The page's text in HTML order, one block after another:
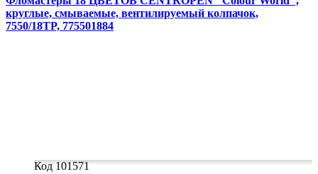
круглые, смываемые, вентилируемый колпачок,
7550/18TP, 775501884
Код 101571